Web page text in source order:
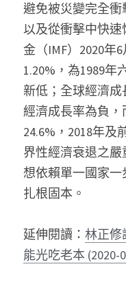
避免被災變完全衝
以及從衝擊中快
金（IMF）2020年
1.20%，為1989年
新低；全球經濟成
經濟成長率為負，
24.6%，2018年及
界性經濟衰退之
想依賴單一國家
扎根固本。
延伸閱讀： 林正修
能光吃老本 (2020-